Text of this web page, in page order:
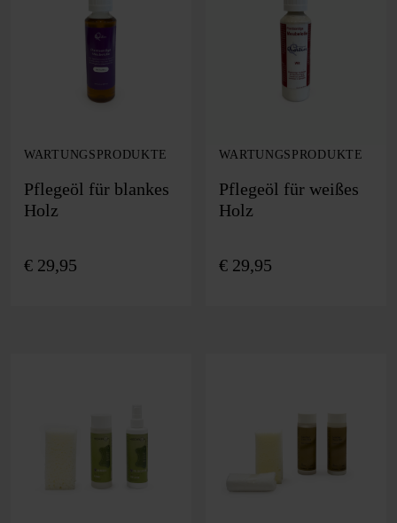
WARTUNGSPRODUKTE
Pflegeöl für blankes
Holz
€ 29,95
WARTUNGSPRODUKTE
Pflegeöl für weißes
Holz
€ 29,95